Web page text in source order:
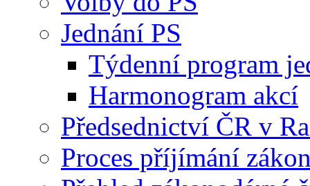
Jednání PS
Týdenní program
Harmonogram akcí
Předsednictví ČR v
Proces příjímání